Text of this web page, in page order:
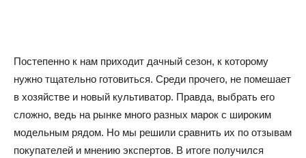
Постепенно к нам приходит дачный сезон, к которому
нужно тщательно готовиться. Среди прочего, не помешает
в хозяйстве и новый культиватор. Правда, выбрать его
сложно, ведь на рынке много разных марок с широким
модельным рядом. Но мы решили сравнить их по отзывам
покупателей и мнению экспертов. В итоге получился